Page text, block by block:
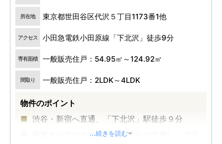
所在地 東京都世田谷区代沢５丁目1173番1他
アクセス 小田急電鉄小田原線「下北沢」徒歩9分
専有面積 一般販売住戸：54.95㎡～124.92㎡
間取り 一般販売住戸：2LDK～4LDK
物件のポイント
渋谷・新宿へ直通、「下北沢」駅徒歩９分
商業エリアの先の良好な住宅街に立地し、北沢
...続きを読む